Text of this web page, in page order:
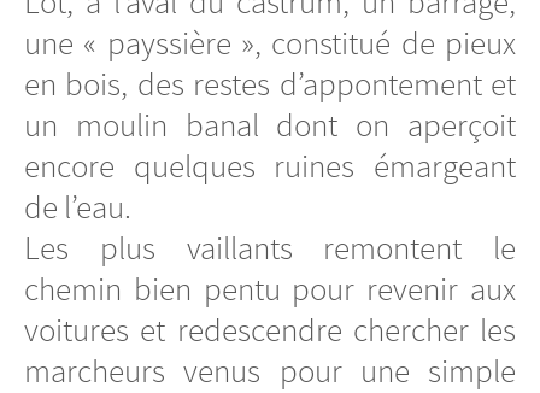
une « payssière », constitué de pieux
en bois, des restes d’appontement et
un moulin banal dont on aperçoit
encore quelques ruines émargeant
de l’eau.
Les plus vaillants remontent le
chemin bien pentu pour revenir aux
voitures et redescendre chercher les
marcheurs venus pour une simple